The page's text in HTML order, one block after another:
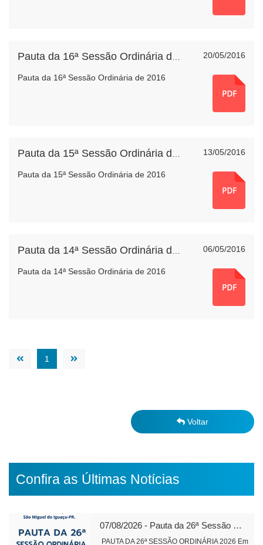
20/05/2016
Pauta da 16ª Sessão Ordinária de 2016
13/05/2016
Pauta da 15ª Sessão Ordinária de 2016
06/05/2016
Pauta da 14ª Sessão Ordinária de 2016
1
Voltar
Confira as Últimas Notícias
07/08/2026 - Pauta da 26ª Sessão Ordinária de 2026
PAUTA DA 26ª SESSÃO ORDINÁRIA 2026 Em